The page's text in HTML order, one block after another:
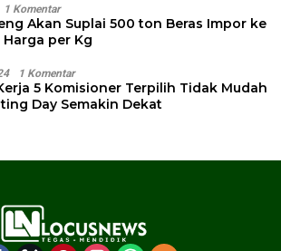
1 Komentar
Akan Suplai 500 ton Beras Impor ke
Harga per Kg
1 Komentar
5 Komisioner Terpilih Tidak Mudah
Day Semakin Dekat